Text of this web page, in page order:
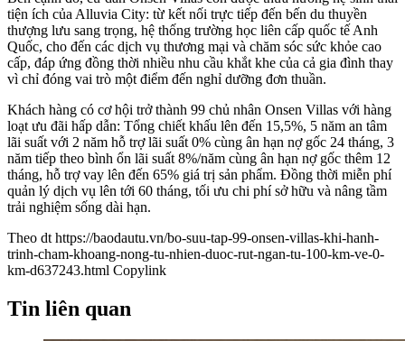
tiện ích của Alluvia City: từ kết nối trực tiếp đến bến du thuyền
thượng lưu sang trọng, hệ thống trường học liên cấp quốc tế Anh
Quốc, cho đến các dịch vụ thương mại và chăm sóc sức khỏe cao
cấp, đáp ứng đồng thời nhiều nhu cầu khắt khe của cả gia đình thay
vì chỉ đóng vai trò một điểm đến nghỉ dưỡng đơn thuần.
Khách hàng có cơ hội trở thành 99 chủ nhân Onsen Villas với hàng
loạt ưu đãi hấp dẫn: Tổng chiết khấu lên đến 15,5%, 5 năm an tâm
lãi suất với 2 năm hỗ trợ lãi suất 0% cùng ân hạn nợ gốc 24 tháng, 3
năm tiếp theo bình ổn lãi suất 8%/năm cùng ân hạn nợ gốc thêm 12
tháng, hỗ trợ vay lên đến 65% giá trị sản phẩm. Đồng thời miễn phí
quản lý dịch vụ lên tới 60 tháng, tối ưu chi phí sở hữu và nâng tầm
trải nghiệm sống dài hạn.
Theo dt https://baodautu.vn/bo-suu-tap-99-onsen-villas-khi-hanh-
trinh-cham-khoang-nong-tu-nhien-duoc-rut-ngan-tu-100-km-ve-0-
km-d637243.html Copylink
Tin liên quan